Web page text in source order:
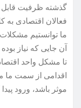
گذشته ظرفیت قابل
فعالان اقتصادی به
ما توانستیم
آن جایی که نیاز
تا مشکل واحد
اقدامی از سمت ما
موثر باشد، ورود